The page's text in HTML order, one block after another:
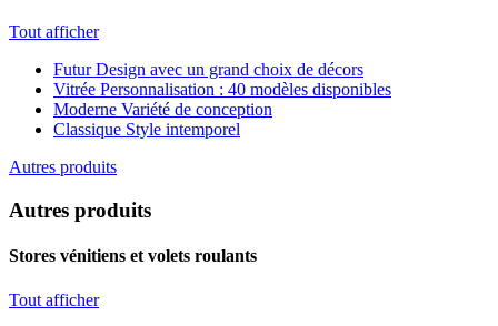
Tout afficher
Futur Design avec un grand choix de décors
Vitrée Personnalisation : 40 modèles disponibles
Moderne Variété de conception
Classique Style intemporel
Autres produits
Autres produits
Stores vénitiens et volets roulants
Tout afficher